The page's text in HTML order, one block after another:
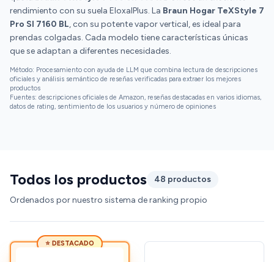
Quizás el hecho de que la temperatura máxima no
sea muy alta contribuya también a que la suela se
mantenga en tan buen estado. En resumen, y sin
dudarlo un segundo, puedo decir que es la mejor
Roweta Steamforce de 3100 W) tiene un calderín
independiente de vapor que es una pasada, y
funciona incluso a baja temperatura, pero la suela es
agua resulta pequeño para una plancha tan grande
con un golpe de vapor tan elevado. La Rowenta
el mismo problema de oxidación y tendencia a
pegarse a los tejidos, pero es que además goteaba
rendimiento con su suela EloxalPlus. La Braun Hogar TeXStyle 7
Pro SI 7160 BL, con su potente vapor vertical, es ideal para
prendas colgadas. Cada modelo tiene características únicas
que se adaptan a diferentes necesidades.
Método: Procesamiento con ayuda de LLM que combina lectura de descripciones
oficiales y análisis semántico de reseñas verificadas para extraer los mejores
productos
Fuentes: descripciones oficiales de Amazon, reseñas destacadas en varios idiomas,
datos de rating, sentimiento de los usuarios y número de opiniones
Todos los productos
48 productos
Ordenados por nuestro sistema de ranking propio
⭐ DESTACADO